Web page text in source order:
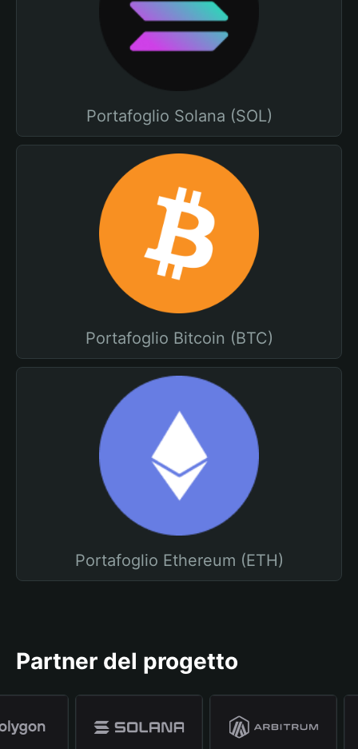
Portafoglio Solana (SOL)
Portafoglio Bitcoin (BTC)
Portafoglio Ethereum (ETH)
Partner del progetto